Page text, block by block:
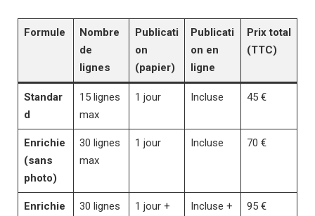
Formule
Nombre
de
lignes
Publicati
on
(papier)
Publicati
on en
ligne
Prix total
(TTC)
Standar
d
15 lignes
max
1 jour Incluse 45 €
Enrichie
(sans
photo)
30 lignes
max
1 jour Incluse 70 €
Enrichie
30 lignes
1 jour +
Incluse +
95 €